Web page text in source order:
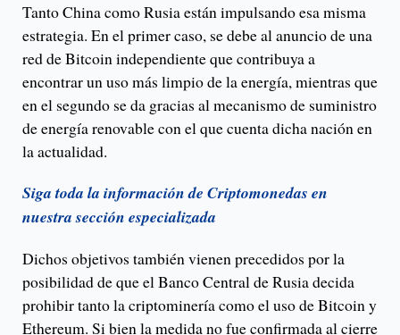
Tanto China como Rusia están impulsando esa misma
estrategia. En el primer caso, se debe al anuncio de una
red de Bitcoin independiente que contribuya a
encontrar un uso más limpio de la energía, mientras que
en el segundo se da gracias al mecanismo de suministro
de energía renovable con el que cuenta dicha nación en
la actualidad.
Siga toda la información de Criptomonedas en
nuestra sección especializada
Dichos objetivos también vienen precedidos por la
posibilidad de que el Banco Central de Rusia decida
prohibir tanto la criptominería como el uso de Bitcoin y
Ethereum. Si bien la medida no fue confirmada al cierre